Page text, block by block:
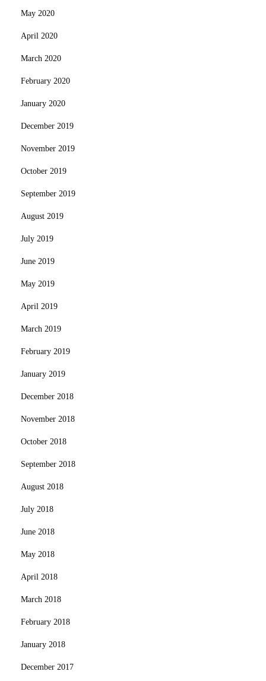
May 2020
April 2020
March 2020
February 2020
January 2020
December 2019
November 2019
October 2019
September 2019
August 2019
July 2019
June 2019
May 2019
April 2019
March 2019
February 2019
January 2019
December 2018
November 2018
October 2018
September 2018
August 2018
July 2018
June 2018
May 2018
April 2018
March 2018
February 2018
January 2018
December 2017